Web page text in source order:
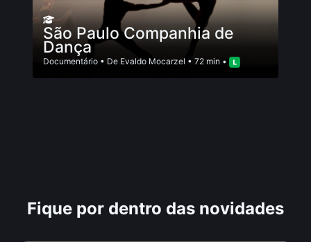
São Paulo Companhia de
Dança
Documentário • De Evaldo Mocarzel • 72 min •
Fique por dentro das novidades